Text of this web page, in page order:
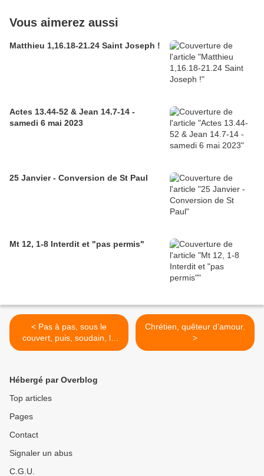
Vous aimerez aussi
Matthieu 1,16.18-21.24 Saint Joseph !
Actes 13.44-52 & Jean 14.7-14 -
samedi 6 mai 2023
25 Janvier - Conversion de St Paul
Mt 12, 1-8 Interdit et "pas permis"
< Pas à pas, sous le
couvert, puis, soudain, la
lumière…(les textes du 5e
Chrétien, quêteur d’amour.
>
Hébergé par Overblog
Top articles
Pages
Contact
Signaler un abus
C.G.U.